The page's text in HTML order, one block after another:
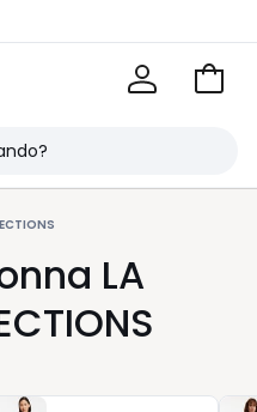
Vai
LA